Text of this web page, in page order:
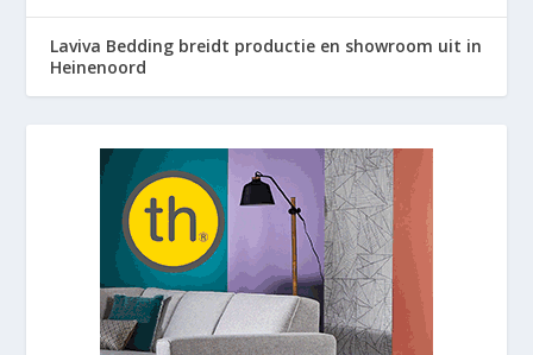
Laviva Bedding breidt productie en showroom uit in
Heinenoord